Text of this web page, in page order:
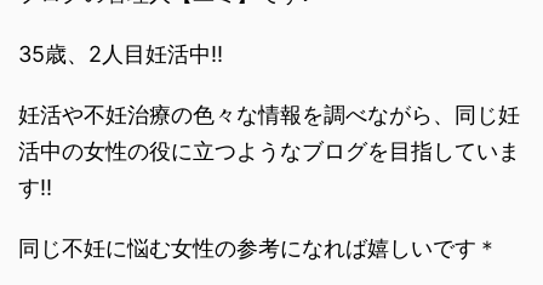
35歳、2人目妊活中‼︎
妊活や不妊治療の色々な情報を調べながら、同じ妊
活中の女性の役に立つようなブログを目指していま
す‼︎
同じ不妊に悩む女性の参考になれば嬉しいです＊